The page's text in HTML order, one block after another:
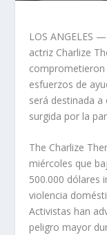
LOS ANGELES
actriz Charlize
comprometieron
esfuerzos de
será destinada
surgida por la
The Charlize
miércoles que
500.000 dólares
violencia
Activistas han
peligro mayor